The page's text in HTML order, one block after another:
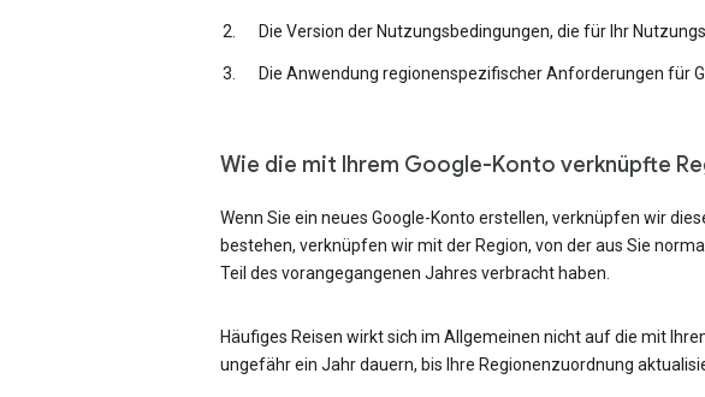
Die Version der Nutzungsbedingungen, die für Ihr
Die Anwendung regionenspezifischer Anforderungen für
Wie die mit Ihrem Google-Konto verknüpfte
Wenn Sie ein neues Google-Konto erstellen, verknüpfen wir
bestehen, verknüpfen wir mit der Region, von der aus Sie
Teil des vorangegangenen Jahres verbracht haben.
Häufiges Reisen wirkt sich im Allgemeinen nicht auf die mit
ungefähr ein Jahr dauern, bis Ihre Regionenzuordnung